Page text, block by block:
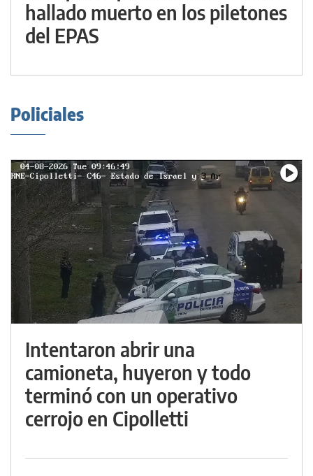
hallado muerto en los piletones
del EPAS
Policiales
Intentaron abrir una
camioneta, huyeron y todo
terminó con un operativo
cerrojo en Cipolletti